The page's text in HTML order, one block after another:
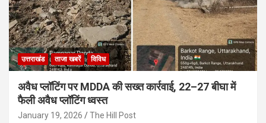
उत्तराखंड ताजा खबरें विविध
अवैध प्लॉटिंग पर MDDA की सख्त कार्रवाई, 22–27 बीघा में
फैली अवैध प्लॉटिंग ध्वस्त
January 19, 2026 The Hill Post